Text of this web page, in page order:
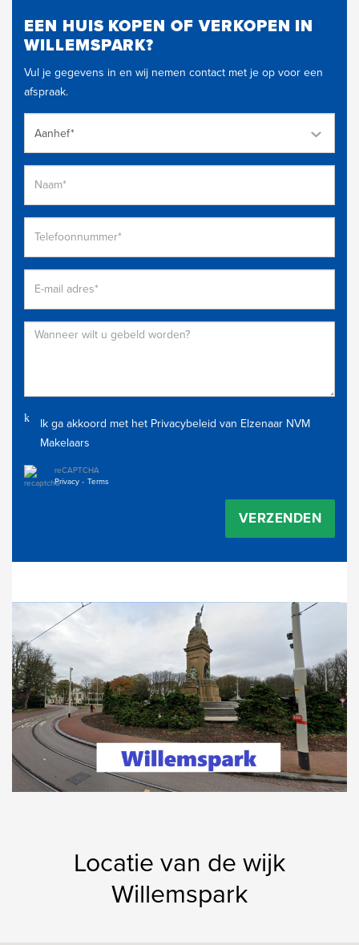
EEN HUIS KOPEN OF VERKOPEN IN
WILLEMSPARK?
Vul je gegevens in en wij nemen contact met je op voor een
afspraak.
Aanhef*
Ik ga akkoord met het Privacybeleid van Elzenaar NVM
Makelaars
reCAPTCHA
Privacy • Terms
VERZENDEN
Locatie van de wijk
Willemspark